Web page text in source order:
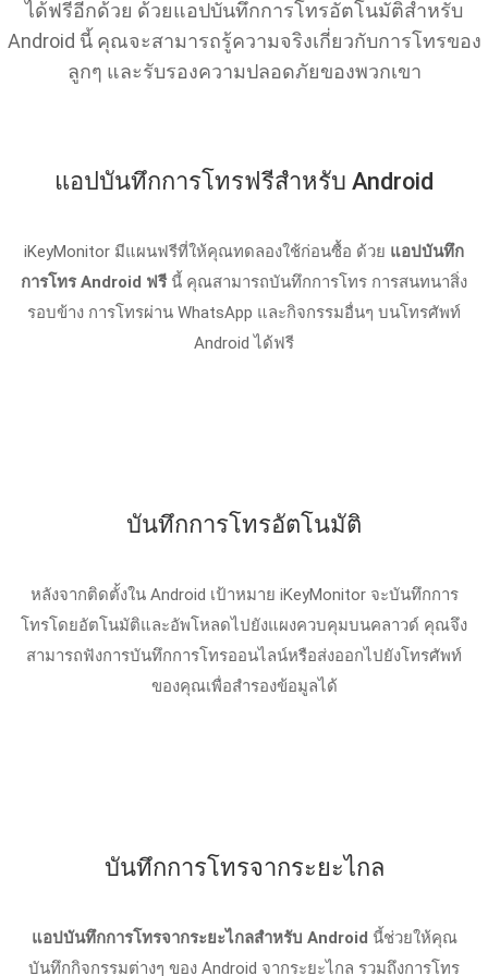
ได้ฟรีอีกด้วย ด้วยแอปบันทึกการโทรอัตโนมัติสำหรับ
Android นี้ คุณจะสามารถรู้ความจริงเกี่ยวกับการโทรของ
ลูกๆ และรับรองความปลอดภัยของพวกเขา
แอปบันทึกการโทรฟรีสำหรับ Android
iKeyMonitor มีแผนฟรีที่ให้คุณทดลองใช้ก่อนซื้อ ด้วย แอปบันทึก
การโทร Android ฟรีนี้ คุณสามารถบันทึกการโทร การสนทนาสิ่ง
รอบข้าง การโทรผ่าน WhatsApp และกิจกรรมอื่นๆ บนโทรศัพท์
Android ได้ฟรี
บันทึกการโทรอัตโนมัติ
หลังจากติดตั้งใน Android เป้าหมาย iKeyMonitor จะบันทึกการ
โทรโดยอัตโนมัติและอัพโหลดไปยังแผงควบคุมบนคลาวด์ คุณจึง
สามารถฟังการบันทึกการโทรออนไลน์หรือส่งออกไปยังโทรศัพท์
ของคุณเพื่อสำรองข้อมูลได้
บันทึกการโทรจากระยะไกล
แอปบันทึกการโทรจากระยะไกลสำหรับ Android นี้ช่วยให้คุณ
บันทึกกิจกรรมต่างๆ ของ Android จากระยะไกล รวมถึงการโทร